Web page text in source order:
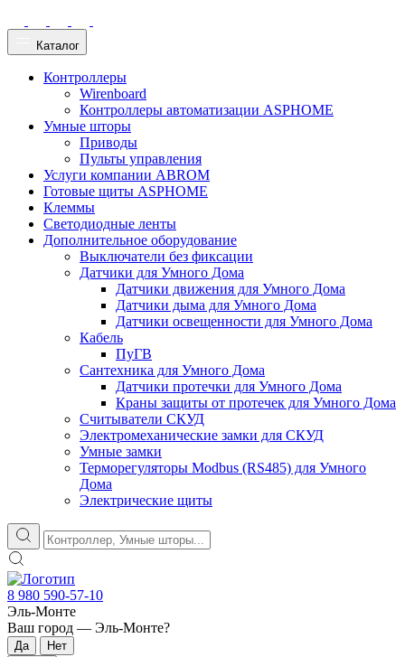
Каталог
Контроллеры
Wirenboard
Контроллеры автоматизации ASPHOME
Умные шторы
Приводы
Пульты управления
Услуги компании ABROM
Готовые щиты ASPHOME
Клеммы
Светодиодные ленты
Дополнительное оборудование
Выключатели без фиксации
Датчики для Умного Дома
Датчики движения для Умного Дома
Датчики дыма для Умного Дома
Датчики освещенности для Умного Дома
Кабель
ПуГВ
Сантехника для Умного Дома
Датчики протечки для Умного Дома
Краны защиты от протечек для Умного Дома
Считыватели СКУД
Электромеханические замки для СКУД
Умные замки
Терморегуляторы Modbus (RS485) для Умного
Дома
Электрические щиты
8 980 590-57-10
Эль-Монте
Ваш город — Эль-Монте?